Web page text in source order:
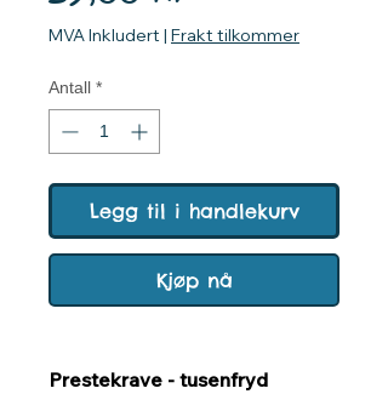
MVA Inkludert | Frakt tilkommer
Antall *
Legg til i handlekurv
Kjøp nå
Prestekrave - tusenfryd